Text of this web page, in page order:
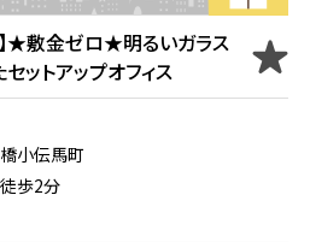
】★敷金ゼロ★明るいガラス
ットアップオフィス
小伝馬町
歩2分